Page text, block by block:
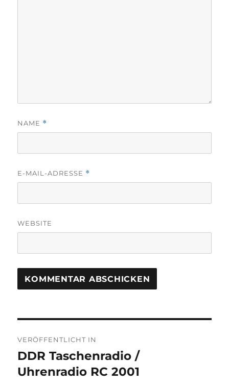
NAME *
E-MAIL-ADRESSE *
WEBSITE
VERÖFFENTLICHT IN
DDR Taschenradio /
Uhrenradio RC 2001